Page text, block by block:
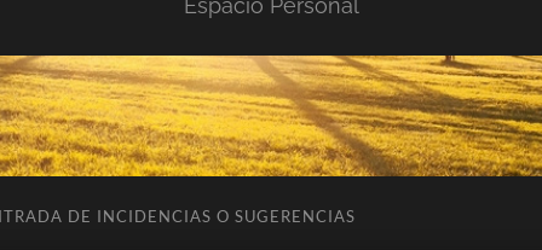
Espacio Personal
DE INCIDENCIAS O SUGERENCIAS